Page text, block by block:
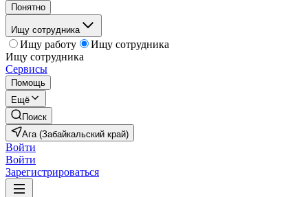
Понятно
Ищу сотрудника
Ищу работу
Ищу сотрудника
Ищу сотрудника
Сервисы
Помощь
Ещё
Поиск
Ага (Забайкальский край)
Войти
Войти
Зарегистрироваться